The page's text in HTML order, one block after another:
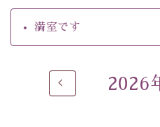
の効果が高い、極めて希有
るご入浴をお愉しみください
■お座敷風呂（大浴場）
用。 足元が柔らかく、そし
満室です
2026